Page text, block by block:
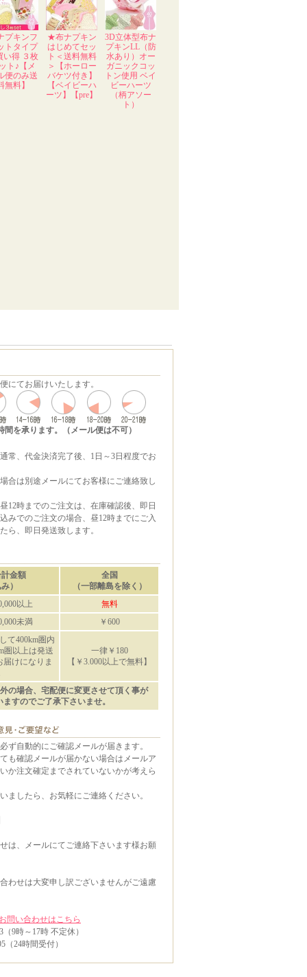
プキンフ
トタイプ
い得 ３枚
ト♪【メ
便のみ送
無料】
★布ナプキン
はじめてセッ
ト＜送料無料
＞【ホーロー
バケツ付き】
【ベイビーハ
ーツ】【pre】
3D立体型布ナ
プキンLL（防
水あり）オー
ガニックコッ
トン使用 ベイ
ビーハーツ
（柄アソー
ト）
にてお届けいたします。
を承ります。（メール便は不可）
常、代金決済完了後、1日～3日程度でお
合は別途メールにてお客様にご連絡致し
12時までのご注文は、在庫確認後、即日
みでのご注文の場合、昼12時までにご入
ら、即日発送致します。
金額
）
全国
（一部離島を除く）
以上
無料
未満
￥600
て400km圏内
圏以上は発送
届けになりま
一律￥180
【￥3.000以上で無料】
の場合、宅配便に変更させて頂く事が
ますのでご了承下さいませ。
ず自動的にご確認メールが届きます。
も確認メールが届かない場合はメールア
か注文確定までされていないかが考えら
ましたら、お気軽にご連絡ください。
は、メールにてご連絡下さいます様お願
わせは大変申し訳ございませんがご遠慮
問い合わせはこちら
（9時～17時 不定休）
（24時間受付）